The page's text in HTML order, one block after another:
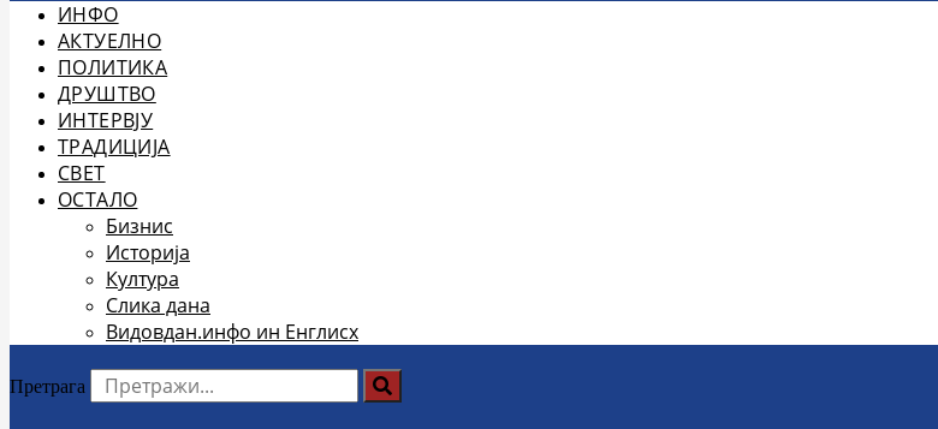
ИНФО
АКТУЕЛНО
ПОЛИТИКА
ДРУШТВО
ИНТЕРВЈУ
ТРАДИЦИЈА
СВЕТ
ОСТАЛО
Бизнис
Историја
Култура
Слика дана
Видовдан.инфо ин Енглисх
Претрага